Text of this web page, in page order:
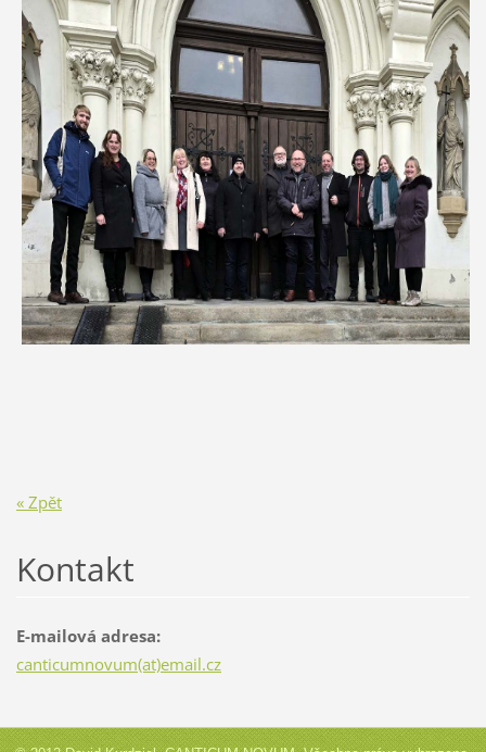
« Zpět
Kontakt
E-mailová adresa:
canticumnovum(at)email.cz